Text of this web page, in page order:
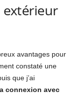
extérieur
avantages pour
constaté une
que j’ai
connexion avec